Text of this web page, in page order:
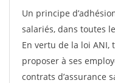
Un principe
salariés, dans toutes
En vertu de la loi
proposer à ses
contrats d’assurance